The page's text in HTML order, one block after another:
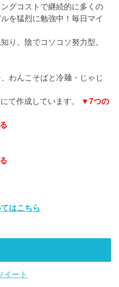
グコストで継続的に多くの
を猛烈に勉強中！毎日マイ
り。陰でコソコソ努力型。
わんこそばと冷麺・じゃじ
て作成しています。
▼7つの
はこちら
イート